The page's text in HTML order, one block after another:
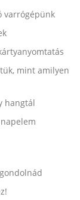
varrógépünk
mint amilyen
hangtál